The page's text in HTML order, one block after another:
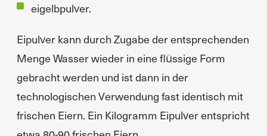
eigelbpulver.
Eipulver kann durch Zugabe der entsprechenden
Menge Wasser wieder in eine flüssige Form
gebracht werden und ist dann in der
technologischen Verwendung fast identisch mit
frischen Eiern. Ein Kilogramm Eipulver entspricht